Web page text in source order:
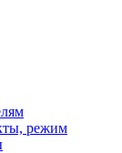
режим